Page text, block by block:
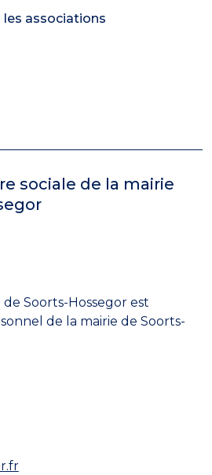
les associations
sociale de la mairie
de Soorts-Hossegor est
de la mairie de Soorts-